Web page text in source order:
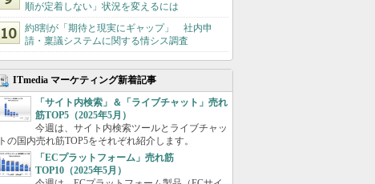
順が定着しない」状況を変えるには
約8割が「期待と現実にギャップ」 社内申
請・稟議システムに関する情シス調査
ITmedia マーケティング新着記事
「サイト内検索」＆「ライブチャット」売れ
筋TOP5（2025年5月）
今週は、サイト内検索ツールとライブチャッ
トの国内売れ筋TOP5をそれぞれ紹介します。
「ECプラットフォーム」売れ筋
TOP10（2025年5月）